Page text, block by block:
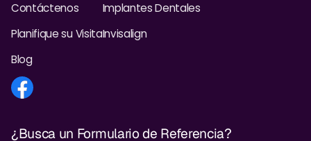
Contáctenos
Planifique su Visita
Blog
Implantes Dentales
Invisalign
¿Busca un Formulario de Referencia?